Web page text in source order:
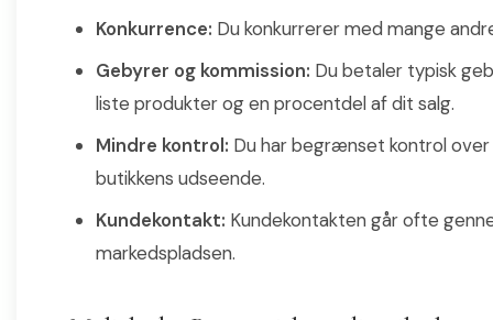
Konkurrence: Du konkurrerer med mange
Gebyrer og kommission: Du betaler typisk
liste produkter og en procentdel af dit salg.
Mindre kontrol: Du har begrænset kontrol
butikkens udseende.
Kundekontakt: Kundekontakten går ofte
markedspladsen.